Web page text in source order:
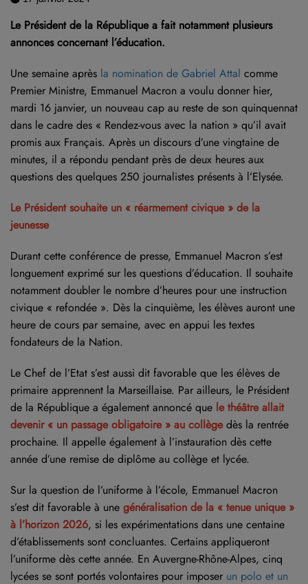
Le Président de la République a fait notamment plusieurs
annonces concernant l’éducation.
Une semaine après la nomination de Gabriel Attal comme
Premier Ministre, Emmanuel Macron a voulu donner hier,
mardi 16 janvier, un nouveau cap au reste de son quinquennat
dans le cadre des « Rendez-vous avec la nation » qu’il avait
promis aux Français. Après un discours d’une vingtaine de
minutes, il a répondu pendant près de deux heures aux
questions des quelques 250 journalistes présents à l’Elysée.
Le Président souhaite un « réarmement civique » de la
jeunesse
Durant cette conférence de presse, Emmanuel Macron s’est
longuement exprimé sur les questions d’éducation. Il souhaite
notamment doubler le nombre d’heures pour une instruction
civique « refondée ». Dès la cinquième, les élèves auront une
heure de cours par semaine, avec en appui les textes
fondateurs de la Nation.
Le Chef de l’Etat s’est aussi dit favorable que les élèves de
primaire apprennent la Marseillaise. Par ailleurs, le Président
de la République a également annoncé que le théâtre allait
devenir « un passage obligatoire » au collègedès la rentrée
prochaine. Il appelle également à l’instauration dès cette
année d’une remise de diplôme au collège et lycée.
Sur la question de l’uniforme à l’école, Emmanuel Macron
s’est dit favorable à une généralisation de la « tenue unique »
à l’horizon 2026, si les expérimentations dans une centaine
d’établissements sont concluantes. Certains appliqueront
l’uniforme dès cette année. En Auvergne-Rhône-Alpes, cinq
lycées se sont portés volontaires pour imposer un polo et un